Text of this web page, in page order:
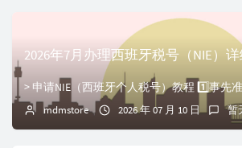
2026年7月办理西班牙税号（NIE）
mdmstore 2026 年 07 月 10 日 暂